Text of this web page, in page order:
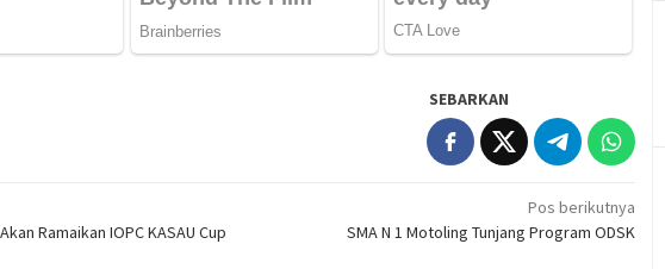
SEBARKAN
Ramaikan IOPC KASAU Cup
Pos berikutnya
SMA N 1 Motoling Tunjang Program ODSK